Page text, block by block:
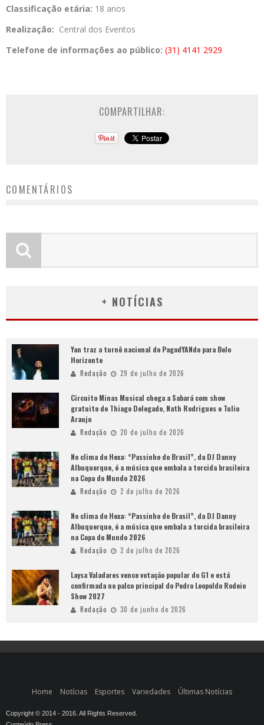
Classificação etária: 18 anos
Realização: Central dos Eventos
Telefone de informações ao público: (31) 4141 2929
COMPARTILHAR:
COMENTÁRIOS
+ NOTÍCIAS
Yan traz a turnê nacional do PagodYANdo para Belo
Horizonte
Redação 29 de julho de 2026
Circuito Minas Musical chega a Sabará com show
gratuito de Thiago Delegado, Nath Rodrigues e Tulio
Araujo
Redação 20 de julho de 2026
No clima do Hexa: “Passinho do Brasil”, da DJ Danny
Albuquerque, é a música que embala a torcida brasileira
na Copa do Mundo 2026
Redação 2 de julho de 2026
No clima do Hexa: “Passinho do Brasil”, da DJ Danny
Albuquerque, é a música que embala a torcida brasileira
na Copa do Mundo 2026
Redação 2 de julho de 2026
Laysa Valadares vence votação popular do G1 e está
confirmada no palco principal do Pedro Leopoldo Rodeio
Show 2027
Redação 30 de junho de 2026
Home Notícias Esportes Variedades Últimas Notícias
Copyright © 2014 - 2016. All Rights Reserved.